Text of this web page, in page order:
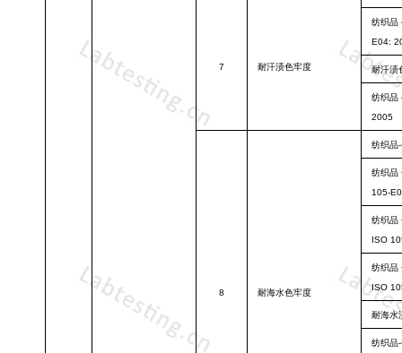
7 耐汗渍色牢度
纺织品
E04:
耐汗渍
纺织品
2005
8 耐海水色牢度
纺织品
纺织品
105-
纺织品
ISO
纺织品
ISO
耐海水
纺织品